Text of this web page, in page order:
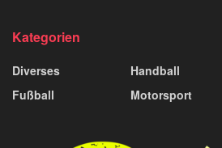
Kategorien
Diverses
Fußball
Handball
Motorsport